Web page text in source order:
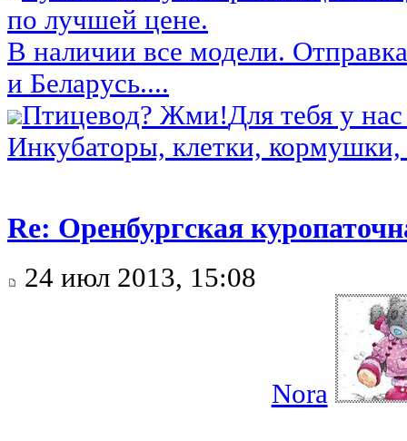
по лучшей цене.
В наличии все модели.
и Беларусь....
Птицевод? Жми!Для тебя у
Инкубаторы, клетки,
Re: Оренбургская
24 июл 2013, 15:08
Nora